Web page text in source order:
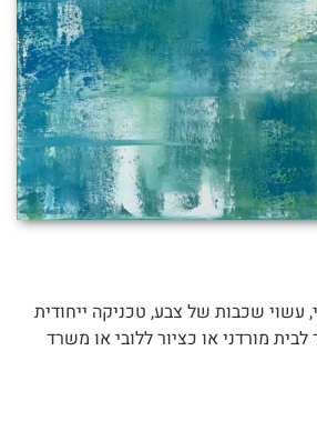
עשוי שכבות של צבע, טכניקה ייחודית
מורדני או כציור ללובי או משרד